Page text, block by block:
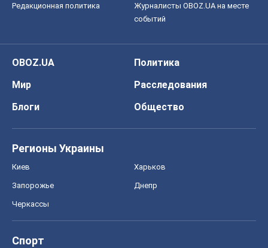
Редакционная политика
Журналисты OBOZ.UA на месте
событий
OBOZ.UA
Политика
Мир
Расследования
Блоги
Общество
Регионы Украины
Киев Харьков
Запорожье Днепр
Черкассы
Спорт